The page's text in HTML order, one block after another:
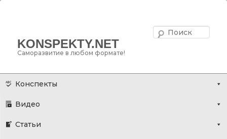
KONSPEKTY.NET
Саморазвитие в любом формате!
Главное меню
основному
Конспекты
Видео
Статьи